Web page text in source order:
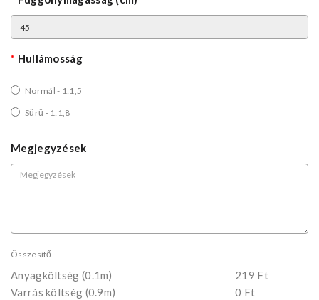
Hullámosság
Normál - 1:1,5
Sűrű - 1:1,8
Megjegyzések
Összesítő
Anyagköltség (0.1m)
219 Ft
Varrás költség (0.9m)
0 Ft